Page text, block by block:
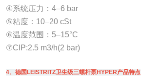
④系统压力：4–6 bar
⑤粘度：10–20 cSt
⑥温度范围：5–15°C
⑦CIP:2.5 m3/h(2 bar)
4、德国LEISTRITZ卫生级三螺杆泵HYPER产品特点